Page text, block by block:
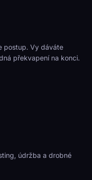
postup. Vy dáváte
překvapení na konci.
údržba a drobné